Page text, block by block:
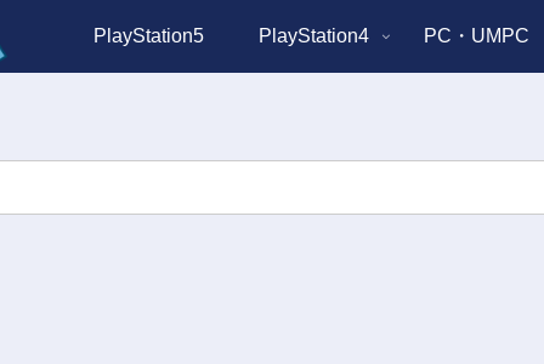
PlayStation5 PlayStation4 PC・UMPC